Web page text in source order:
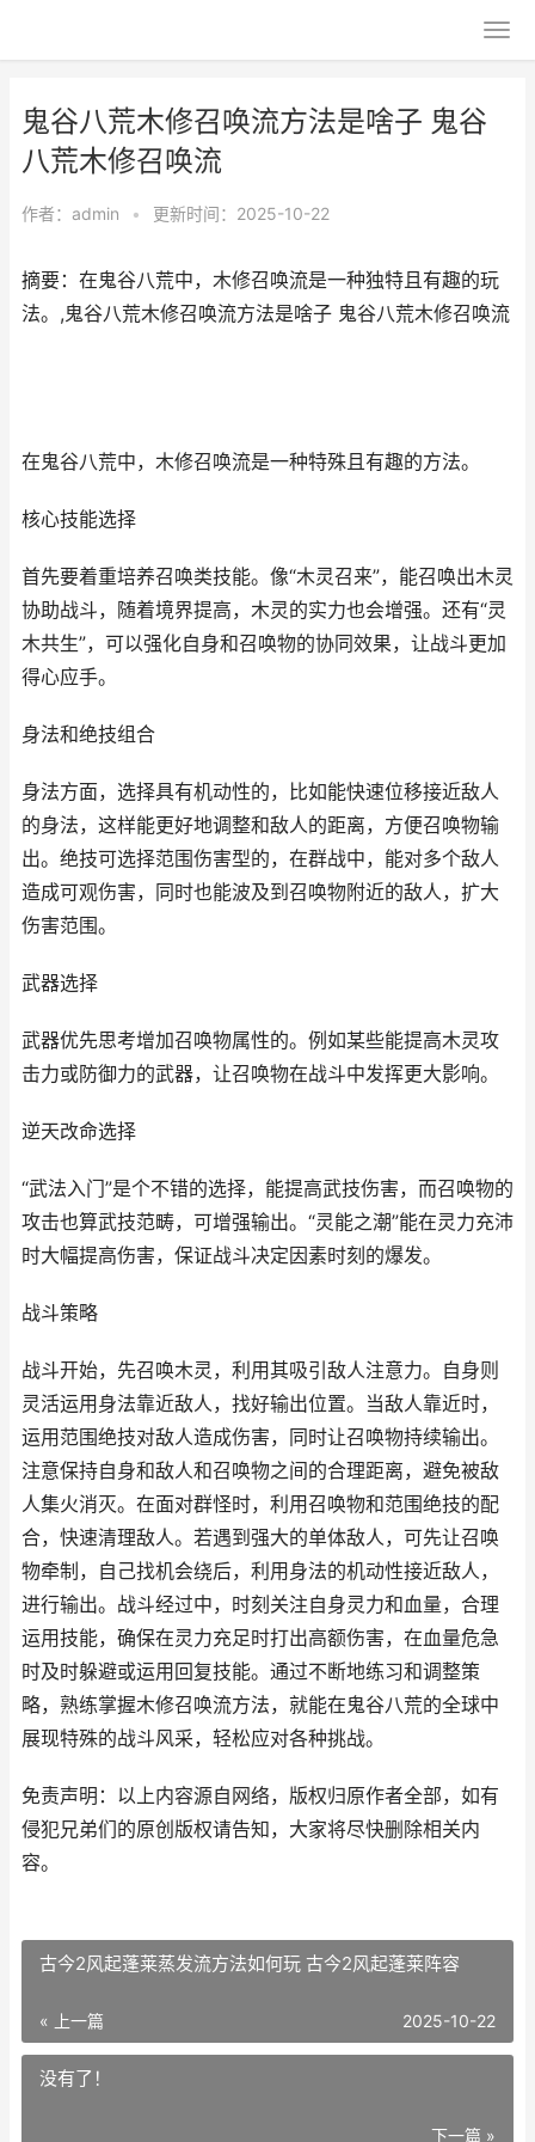
鬼谷八荒木修召唤流方法是啥子 鬼谷
八荒木修召唤流
作者： admin • 更新时间：2025-10-22
摘要：在鬼谷八荒中，木修召唤流是一种独特且有趣的玩
法。,鬼谷八荒木修召唤流方法是啥子 鬼谷八荒木修召唤流
在鬼谷八荒中，木修召唤流是一种特殊且有趣的方法。
核心技能选择
首先要着重培养召唤类技能。像“木灵召来”，能召唤出木灵
协助战斗，随着境界提高，木灵的实力也会增强。还有“灵
木共生”，可以强化自身和召唤物的协同效果，让战斗更加
得心应手。
身法和绝技组合
身法方面，选择具有机动性的，比如能快速位移接近敌人
的身法，这样能更好地调整和敌人的距离，方便召唤物输
出。绝技可选择范围伤害型的，在群战中，能对多个敌人
造成可观伤害，同时也能波及到召唤物附近的敌人，扩大
伤害范围。
武器选择
武器优先思考增加召唤物属性的。例如某些能提高木灵攻
击力或防御力的武器，让召唤物在战斗中发挥更大影响。
逆天改命选择
“武法入门”是个不错的选择，能提高武技伤害，而召唤物的
攻击也算武技范畴，可增强输出。“灵能之潮”能在灵力充沛
时大幅提高伤害，保证战斗决定因素时刻的爆发。
战斗策略
战斗开始，先召唤木灵，利用其吸引敌人注意力。自身则
灵活运用身法靠近敌人，找好输出位置。当敌人靠近时，
运用范围绝技对敌人造成伤害，同时让召唤物持续输出。
注意保持自身和敌人和召唤物之间的合理距离，避免被敌
人集火消灭。在面对群怪时，利用召唤物和范围绝技的配
合，快速清理敌人。若遇到强大的单体敌人，可先让召唤
物牵制，自己找机会绕后，利用身法的机动性接近敌人，
进行输出。战斗经过中，时刻关注自身灵力和血量，合理
运用技能，确保在灵力充足时打出高额伤害，在血量危急
时及时躲避或运用回复技能。通过不断地练习和调整策
略，熟练掌握木修召唤流方法，就能在鬼谷八荒的全球中
展现特殊的战斗风采，轻松应对各种挑战。
免责声明：以上内容源自网络，版权归原作者全部，如有
侵犯兄弟们的原创版权请告知，大家将尽快删除相关内
容。
古今2风起蓬莱蒸发流方法如何玩 古今2风起蓬莱阵容
« 上一篇 2025-10-22
没有了！
下一篇 »